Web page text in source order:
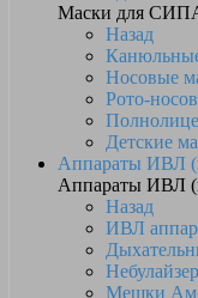
Маски для
Назад
Носовые
Рото-
Детские
Аппараты ИВЛ
Аппараты ИВЛ
Назад
ИВЛ
Мешки